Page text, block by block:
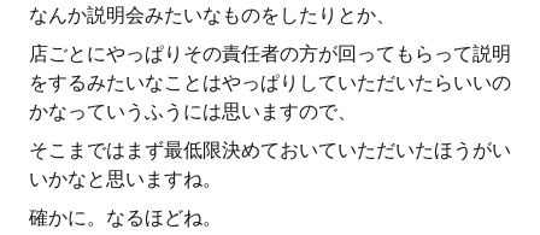
なんか説明会みたいなものをしたりとか、
店ごとにやっぱりその責任者の方が回ってもらって説明
をするみたいなことはやっぱりしていただいたらいいの
かなっていうふうには思いますので、
そこまではまず最低限決めておいていただいたほうがい
いかなと思いますね。
確かに。なるほどね。